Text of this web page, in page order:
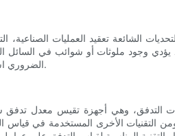
الشائعة تعقيد العمليات
يؤدي وجود ملوثات أو شوائب في
الضروري استخدام أجهزة قياس تدفق عالية الجودة، وتطبيق إجراءات المعايرة والصيانة بانتظام.
التدفق، وهي أجهزة تقيس معدل تدفق
ومن التقنيات الأخرى المستخدمة